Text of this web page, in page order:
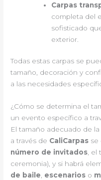
Carpas
completa del
sofisticado
exterior.
Todas estas carpas se
tamaño, decoración y
a las necesidades
¿Cómo se determina el
un evento específico a
El tamaño adecuado de
a través de CaliCarpas se
número de invitados ,
ceremonia), y si habrá
de baile escenarios o